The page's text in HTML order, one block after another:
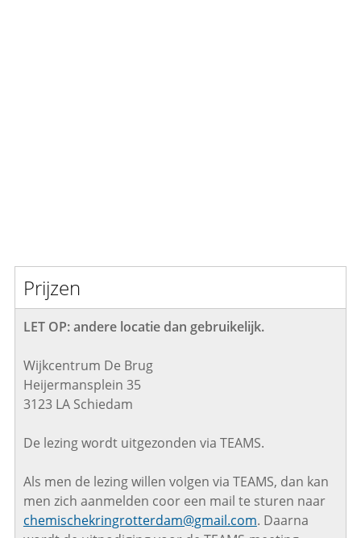
Prijzen
LET OP: andere locatie dan gebruikelijk.
Wijkcentrum De Brug
Heijermansplein 35
3123 LA Schiedam
De lezing wordt uitgezonden via TEAMS.
Als men de lezing willen volgen via TEAMS, dan kan
men zich aanmelden coor een mail te sturen naar
chemischekringrotterdam@gmail.com. Daarna